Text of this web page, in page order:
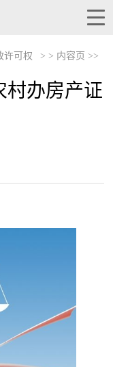
许可权 > > 内容页 >>
村办房产证